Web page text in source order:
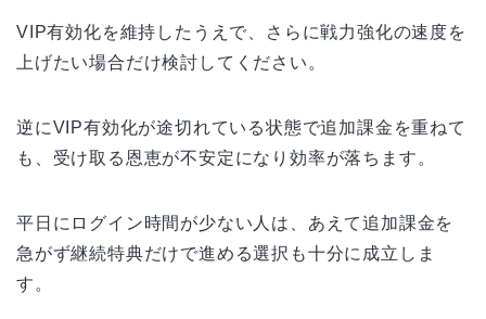
VIP有効化を維持したうえで、さらに戦力強化の速度を
上げたい場合だけ検討してください。
逆にVIP有効化が途切れている状態で追加課金を重ねて
も、受け取る恩恵が不安定になり効率が落ちます。
平日にログイン時間が少ない人は、あえて追加課金を
急がず継続特典だけで進める選択も十分に成立しま
す。